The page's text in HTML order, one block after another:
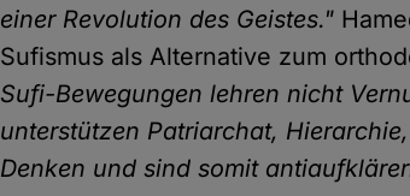
einer Revolution des Geistes."
Sufismus als Alternative zum
Sufi-Bewegungen lehren nicht
unterstützen Patriarchat,
Denken und sind somit